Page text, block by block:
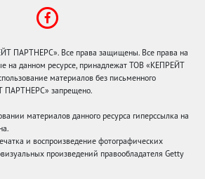
ПАРТНЕРС». Все права защищены. Все права на
на данном ресурсе, принадлежат ТОВ «КЕПРЕЙТ
материалов без письменного
ПАРТНЕРС» запрещено.
материалов данного ресурса гиперссылка на
и воспроизведение фотографических
произведений правообладателя Getty